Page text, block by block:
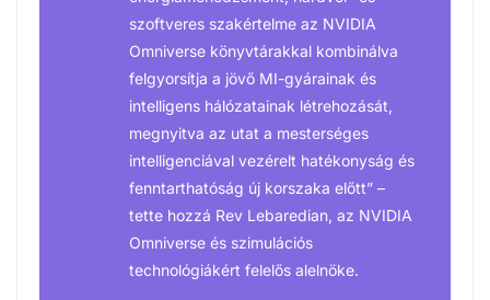
szoftveres szakértelme az NVIDIA
Omniverse könyvtárakkal kombinálva
felgyorsítja a jövő MI-gyárainak és
intelligens hálózatainak létrehozását,
megnyitva az utat a mesterséges
intelligenciával vezérelt hatékonyság és
fenntarthatóság új korszaka előtt” –
tette hozzá Rev Lebaredian, az NVIDIA
Omniverse és szimulációs
technológiákért felelős alelnöke.